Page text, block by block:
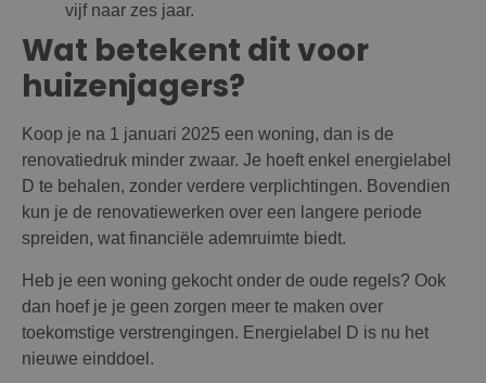
vijf naar zes jaar.
Wat betekent dit voor
huizenjagers?
Koop je na 1 januari 2025 een woning, dan is de
renovatiedruk minder zwaar. Je hoeft enkel energielabel
D te behalen, zonder verdere verplichtingen. Bovendien
kun je de renovatiewerken over een langere periode
spreiden, wat financiële ademruimte biedt.
Heb je een woning gekocht onder de oude regels? Ook
dan hoef je je geen zorgen meer te maken over
toekomstige verstrengingen. Energielabel D is nu het
nieuwe einddoel.